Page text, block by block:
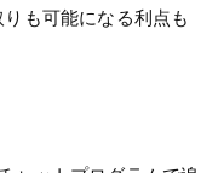
も可能になる利点も